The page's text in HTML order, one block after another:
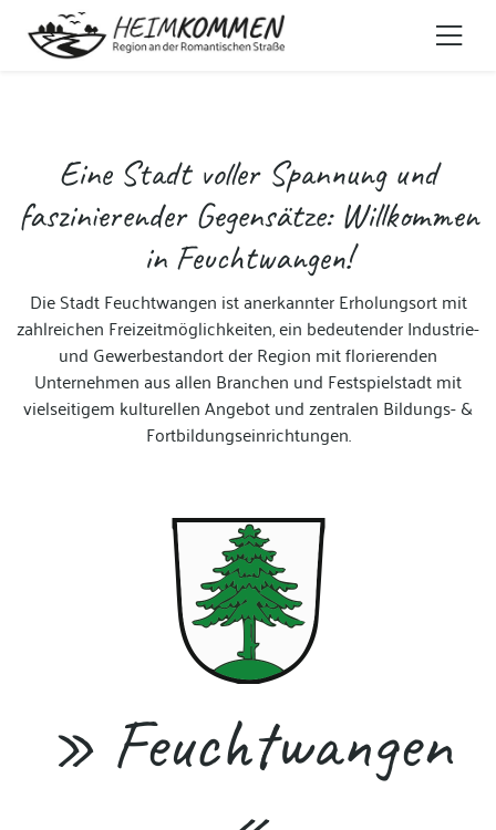
Eine Stadt voller Spannung und
faszinierender Gegensätze: Willkommen
in Feuchtwangen!
Die Stadt Feuchtwangen ist anerkannter Erholungsort mit
zahlreichen Freizeitmöglichkeiten, ein bedeutender Industrie-
und Gewerbestandort der Region mit florierenden
Unternehmen aus allen Branchen und Festspielstadt mit
vielseitigem kulturellen Angebot und zentralen Bildungs- &
Fortbildungseinrichtungen.
» Feuchtwangen